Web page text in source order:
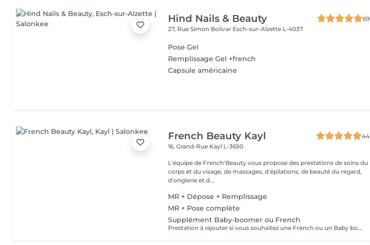
Hind Nails & Beauty
69
27, Rue Simon Bolivar Esch-sur-Alzette L-4037
Pose Gel
Remplissage Gel +french
Capsule américaine
French Beauty Kayl
44
16, Grand-Rue Kayl L-3650
L'équipe de French'Beauty vous propose des prestations de soins du
corps et du visage, de massages, d'épilations, de beauté du regard,
d'onglerie et d...
MR + Dépose + Remplissage
MR + Pose complète
Supplément Baby-boomer ou French
Prestation à rajouter si vous souhaitez une French ou un Baby boomer